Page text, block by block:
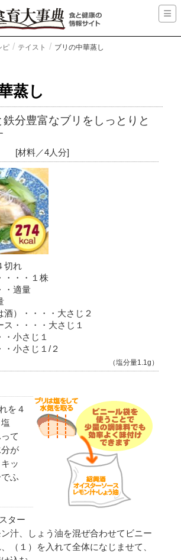
ピ テイスト ブリの中華蒸し
蒸し
鉄分豊富なブリをしっとりと
[材料／4人分]
切れ
・・・１株
・適量
酒）・・・・大さじ２
ス・・・・大さじ１
・小さじ１
・小さじ１/２
（塩分量1.1g）
を４
て
が
ッ
ふ
ター
汁、しょう油を混ぜ合わせてビニー
（１）を入れて全体になじませて、